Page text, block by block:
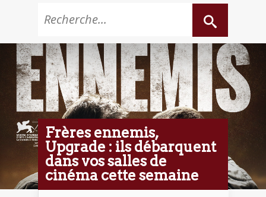
Frères ennemis,
Upgrade : ils débarquent
dans vos salles de
cinéma cette semaine